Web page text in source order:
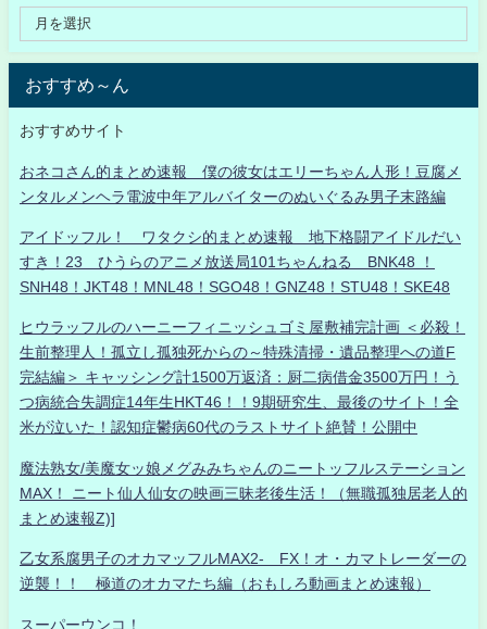
おすすめ～ん
おすすめサイト
おネコさん的まとめ速報 僕の彼女はエリーちゃん人形！豆腐メ
ンタルメンヘラ電波中年アルバイターのぬいぐるみ男子末路編
アイドッフル！ ワタクシ的まとめ速報 地下格闘アイドルだい
すき！23 ひうらのアニメ放送局101ちゃんねる BNK48 ！
SNH48！JKT48！MNL48！SGO48！GNZ48！STU48！SKE48
ヒウラッフルのハーニーフィニッシュゴミ屋敷補完計画 ＜必殺！
生前整理人！孤立し孤独死からの～特殊清掃・遺品整理への道F
完結編＞ キャッシング計1500万返済：厨二病借金3500万円！う
つ病統合失調症14年生HKT46！！9期研究生、最後のサイト！全
米が泣いた！認知症鬱病60代のラストサイト絶賛！公開中
魔法熟女/美魔女ッ娘メグみみちゃんのニートッフルステーション
MAX！ ニート仙人仙女の映画三昧老後生活！（無職孤独居老人的
まとめ速報Z)]
乙女系腐男子のオカマッフルMAX2- FX！オ・カマトレーダーの
逆襲！！ 極道のオカマたち編（おもしろ動画まとめ速報）
スーパーウンコ！